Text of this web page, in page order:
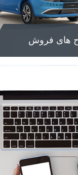
های فروش
های فروش
های فروش خودرو به
فرمایید.